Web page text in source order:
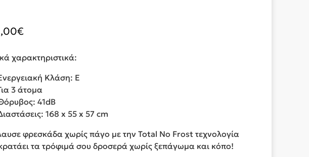
€
χαρακτηριστικά:
Κλάση: E
3 άτομα
41dB
168 x 55 x 57 cm
φρεσκάδα χωρίς πάγο με την Total No Frost τεχνολογία
τα τρόφιμά σου δροσερά χωρίς ξεπάγωμα και κόπο!